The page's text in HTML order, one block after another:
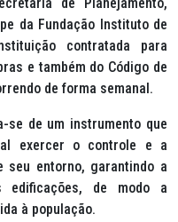
da Fundação Instituto de
contratada para
e também do Código de
de forma semanal.
se de um instrumento que
exercer o controle e a
seu entorno, garantindo a
edificações, de modo a
à população.